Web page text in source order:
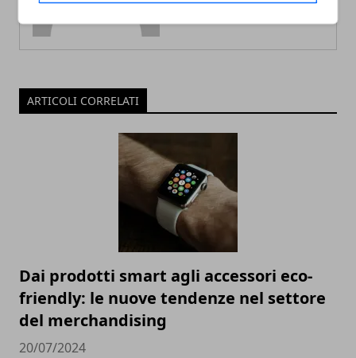
ARTICOLI CORRELATI
Dai prodotti smart agli accessori eco-
friendly: le nuove tendenze nel settore
del merchandising
20/07/2024